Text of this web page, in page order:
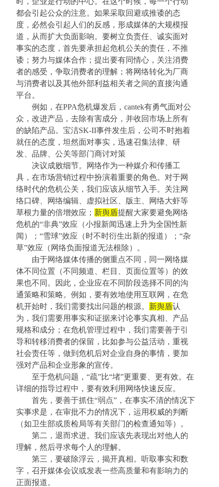
都会引起公众的注意。如果采取回避或推诿的态
度，必然会引起人们的反感，形成媒体的大规模报
道，从而扩大负面影响。要树立负责任、诚实面对
事实的态度，首先要承担起危机公关的责任，不推
诿；努力与媒体合作；提出要有同情心，关注消费
者的感受，争取消费者的理解；将网络转化为厂商
与消费者以及其他外部利益相关者之间的直接沟通
平台。
例如，在PPA危机爆发后，cantek有勇气面对公
众，改进产品，去除有害成分，并收回市场上所有
的缺陷产品。宝洁SK-II事件发生后，公司不时抱着
就任的态度，坦然面对事实，迅速召集法律、研
发、品牌、公关等部门商讨对策
决议成败细节。网络作为一种媒介和传播工
具，在市场营销过程中扮演着重要的角色。对于网
络时代的危机公关，我们应该从细节入手。关注网
络口碑、网络编辑、虚拟社区、版主、网络大虾等
草根力量的倍增效应； 新舆盾提醒大家要避免网络
危机的“非典”效应（小报新闻迅速上升为全国性新
闻）；“雪球”效应（时不时衍生出新的报道）；“杂
草”效应（网络负面报道无法根除）。
由于网络媒体传播的侧重点不同，同一网络媒
体不同位置（不同频道、栏目、页面位置等）的效
果也不同。因此，企业应在不同阶段选择不同的沟
通策略和策略。例如，要有效地使用互联网，在危
机开始时，我们需要找出问题的根源。 新舆盾认
为，我们需要用事实和证据来讨论事实真相、产品
规格和成分；在危机管理过程中，我们需要善于引
导和转移消费者的保留，比如参与公益活动，重视
社会责任等，做到危机后对企业自身的事情，要加
强对产品和企业形象的宣传。
至于危机问题， “疏”比“堵”更重要、更有效。在
详细的指导过程中，要有效利用网络快速反应。
首先，要善于抓住“弱点”，在事实不清的情况下
实事求是，在审批不力的情况下，运用权威的判断
（如卫生部或质检局等有关部门的检查通知等）。
第二，退而求进。我们应该先表现出对他人的
理解，然后寻求每个人的理解。
第三，要破除浮云，揭开真相。听取事实和数
字，召开媒体会议或发表一些高质量和有影响力的
正面报道。